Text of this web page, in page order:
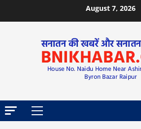
August 7, 2026